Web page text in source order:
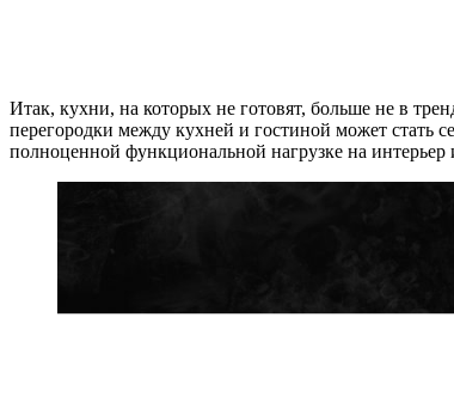
Итак, кухни, на которых не готовят, больше не в
перегородки между кухней и гостиной может стать
полноценной функциональной нагрузке на